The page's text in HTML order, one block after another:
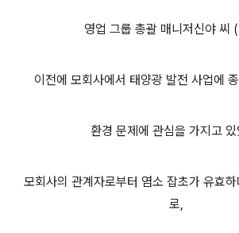
영업 그룹 총괄 매니저신야 씨
이전에 모회사에서 태양광 발전 사업에
환경 문제에 관심을 가지고 있
모회사의 관계자로부터 염소 잡초가 유효하
로,